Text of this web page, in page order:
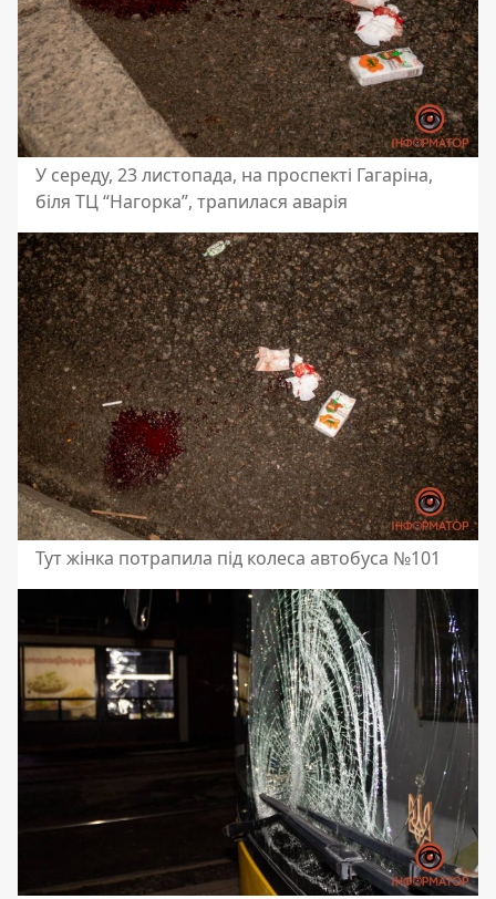
У середу, 23 листопада, на проспекті Гагаріна,
біля ТЦ “Нагорка”, трапилася аварія
Тут жінка потрапила під колеса автобуса №101